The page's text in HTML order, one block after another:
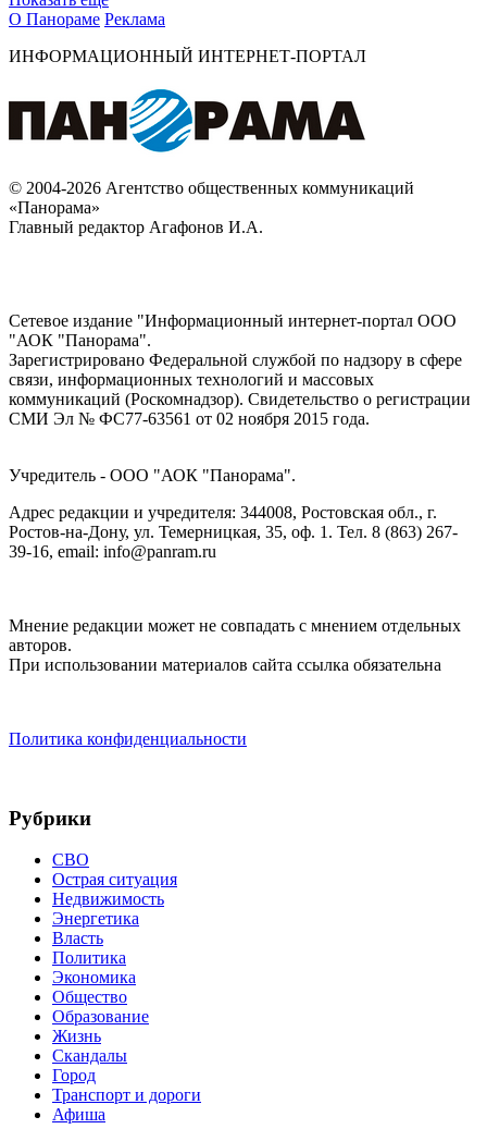
О Панораме Реклама
ИНФОРМАЦИОННЫЙ ИНТЕРНЕТ-ПОРТАЛ
© 2004-2026 Агентство общественных коммуникаций
«Панорама»
Главный редактор Агафонов И.А.
Сетевое издание "Информационный интернет-портал ООО
"АОК "Панорама".
Зарегистрировано Федеральной службой по надзору в сфере
связи, информационных технологий и массовых
коммуникаций (Роскомнадзор). Cвидетельство о регистрации
СМИ Эл № ФС77-63561 от 02 ноября 2015 года.
Учредитель - ООО "АОК "Панорама".
Адрес редакции и учредителя: 344008, Ростовская обл., г.
Ростов-на-Дону, ул. Темерницкая, 35, оф. 1. Тел. 8 (863) 267-
39-16, email: info@panram.ru
Мнение редакции может не совпадать с мнением отдельных
авторов.
При использовании материалов сайта ссылка обязательна
Политика конфиденциальности
Рубрики
СВО
Острая ситуация
Недвижимость
Энергетика
Власть
Политика
Экономика
Общество
Образование
Жизнь
Скандалы
Город
Транспорт и дороги
Афиша